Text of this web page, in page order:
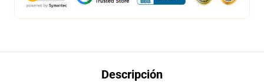
Descripción